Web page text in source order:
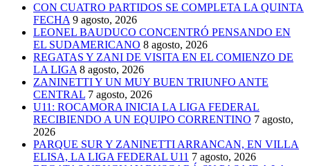
CON CUATRO PARTIDOS SE COMPLETA LA QUINTA
FECHA 9 agosto, 2026
LEONEL BAUDUCO CONCENTRÓ PENSANDO EN
EL SUDAMERICANO 8 agosto, 2026
REGATAS Y ZANI DE VISITA EN EL COMIENZO DE
LA LIGA 8 agosto, 2026
ZANINETTI Y UN MUY BUEN TRIUNFO ANTE
CENTRAL 7 agosto, 2026
U11: ROCAMORA INICIA LA LIGA FEDERAL
RECIBIENDO A UN EQUIPO CORRENTINO 7 agosto,
2026
PARQUE SUR Y ZANINETTI ARRANCAN, EN VILLA
ELISA, LA LIGA FEDERAL U11 7 agosto, 2026